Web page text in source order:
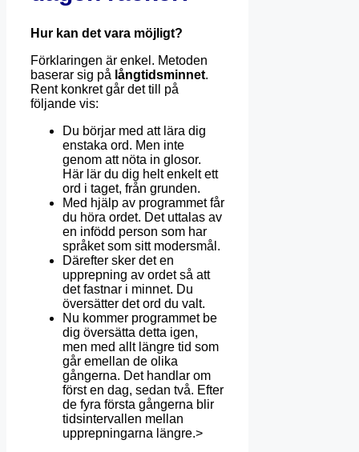
Hur kan det vara möjligt?
Förklaringen är enkel. Metoden
baserar sig på långtidsminnet.
Rent konkret går det till på
följande vis:
Du börjar med att lära dig
enstaka ord. Men inte
genom att nöta in glosor.
Här lär du dig helt enkelt ett
ord i taget, från grunden.
Med hjälp av programmet får
du höra ordet. Det uttalas av
en infödd person som har
språket som sitt modersmål.
Därefter sker det en
upprepning av ordet så att
det fastnar i minnet. Du
översätter det ord du valt.
Nu kommer programmet be
dig översätta detta igen,
men med allt längre tid som
går emellan de olika
gångerna. Det handlar om
först en dag, sedan två. Efter
de fyra första gångerna blir
tidsintervallen mellan
upprepningarna längre.>